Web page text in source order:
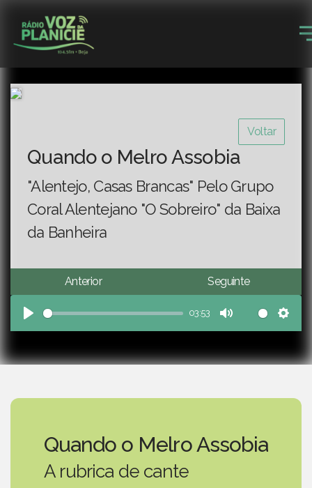
Voltar
Quando o Melro Assobia
"Alentejo, Casas Brancas" Pelo Grupo
Coral Alentejano "O Sobreiro" da Baixa
da Banheira
Anterior Seguinte
Play
03:53
Mute
Quando o Melro Assobia
A rubrica de cante